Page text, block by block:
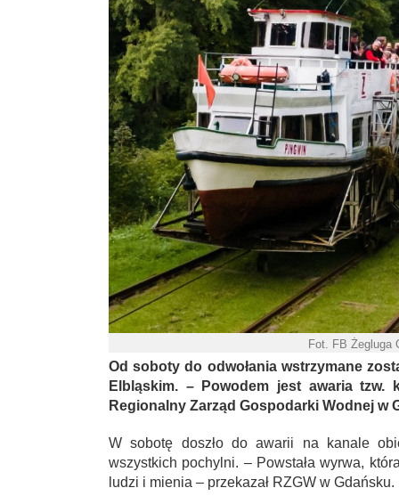
Fot. FB Żegluga
Od soboty do odwołania wstrzymane
Elbląskim. – Powodem jest awaria tzw.
Regionalny Zarząd Gospodarki Wodnej w
W sobotę doszło do awarii na kanale
wszystkich pochylni. – Powstała wyrwa,
ludzi i mienia – przekazał RZGW w Gdańsku.